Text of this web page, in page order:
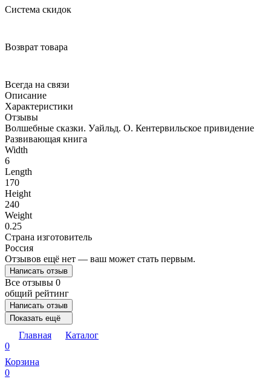
Система скидок
Возврат товара
Всегда на связи
Описание
Характеристики
Отзывы
Волшебные сказки. Уайльд. О. Кентервильское привидение
Развивающая книга
Width
6
Length
170
Height
240
Weight
0.25
Страна изготовитель
Россия
Отзывов ещё нет — ваш может стать первым.
Написать отзыв
Все отзывы 0
общий рейтинг
Написать отзыв
Показать ещё
Главная
Каталог
0
Корзина
0